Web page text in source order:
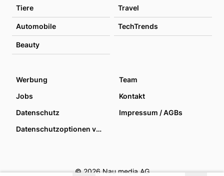
Tiere Travel
Automobile TechTrends
Beauty
Werbung
Team
Jobs
Kontakt
Datenschutz
Impressum / AGBs
Datenschutzoptionen verwalten
© 2026 Nau media AG